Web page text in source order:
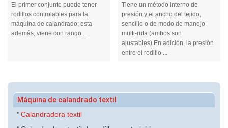
El primer conjunto puede tener
rodillos controlables para la
máquina de calandrado; esta
además, viene con rango ...
Tiene un método interno de
presión y el ancho del tejido,
sencillo o de modo de manejo
multi-ruta (ambos son
ajustables).En adición, la presión
entre el rodillo ...
Máquina de calandrado textil
Calandradora textil